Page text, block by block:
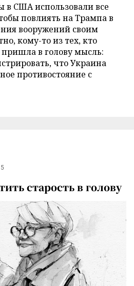
в США использовали все
повлиять на Трампа в
вооружений своим
кому-то из тех, кто
в голову мысль:
что Украина
противостояние с
старость в голову